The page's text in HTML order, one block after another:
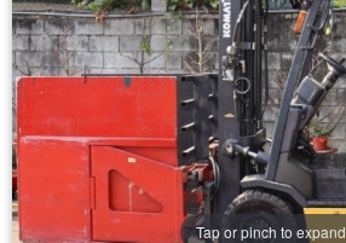
Tap or pinch to expand